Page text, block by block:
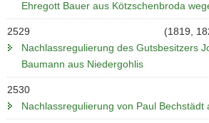
Ehregott Bauer aus Kötzschenbroda
2529
(1819,
Nachlassregulierung des Gutsbesitzers
Baumann aus Niedergohlis
2530
Nachlassregulierung von Paul Bechstädt